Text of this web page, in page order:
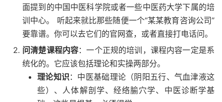
面提到的中国中医科学院或者一些中医药大学下属的培
训中心。 听起来就比那些随便一个“某某教育咨询公司”
要靠谱。你可以去它们的官网查，或者直接打电话问。
问清楚课程内容：一个正规的培训，课程内容一定是系
统化的。它应该包括理论和实操两部分。
理论知识：中医基础理论（阴阳五行、气血津液这
些）、人体解剖学、经络腧穴学、中医诊断学基